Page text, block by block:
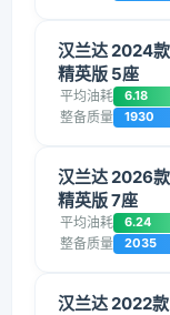
汉兰达 2024
精英版 5座
平均油耗 6.18
整备质量 1930
汉兰达 2026
精英版 7座
平均油耗 6.24
整备质量 2035
汉兰达 2022